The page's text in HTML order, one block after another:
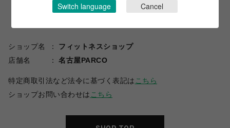
ショップ名
フィットネスショップ
店舗名
名古屋PARCO
特定商取引法など法令に基づく表記は こちら
ショップお問い合わせは こちら
Switch language Cancel